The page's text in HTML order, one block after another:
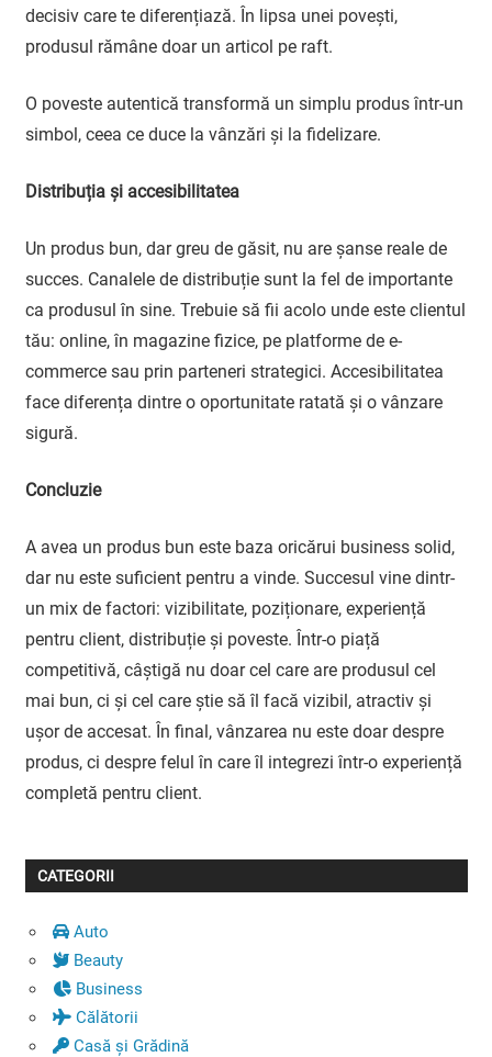
decisiv care te diferențiază. În lipsa unei povești,
produsul rămâne doar un articol pe raft.
O poveste autentică transformă un simplu produs într-un
simbol, ceea ce duce la vânzări și la fidelizare.
Distribuția și accesibilitatea
Un produs bun, dar greu de găsit, nu are șanse reale de
succes. Canalele de distribuție sunt la fel de importante
ca produsul în sine. Trebuie să fii acolo unde este clientul
tău: online, în magazine fizice, pe platforme de e-
commerce sau prin parteneri strategici. Accesibilitatea
face diferența dintre o oportunitate ratată și o vânzare
sigură.
Concluzie
A avea un produs bun este baza oricărui business solid,
dar nu este suficient pentru a vinde. Succesul vine dintr-
un mix de factori: vizibilitate, poziționare, experiență
pentru client, distribuție și poveste. Într-o piață
competitivă, câștigă nu doar cel care are produsul cel
mai bun, ci și cel care știe să îl facă vizibil, atractiv și
ușor de accesat. În final, vânzarea nu este doar despre
produs, ci despre felul în care îl integrezi într-o experiență
completă pentru client.
CATEGORII
Auto
Beauty
Business
Călătorii
Casă și Grădină